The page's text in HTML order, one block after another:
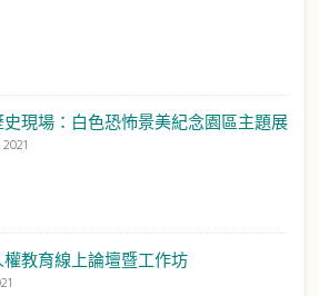
現場：白色恐怖景美紀念園區主題展
教育線上論壇暨工作坊